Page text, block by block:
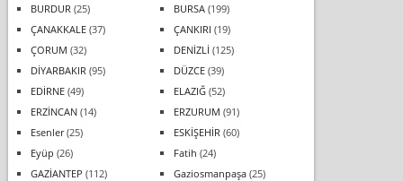
BURDUR (25) BURSA(199)
ÇANAKKALE(37) ÇANKIRI (19)
ÇORUM (32) DENİZLİ (125)
DİYARBAKIR (95) DÜZCE(39)
EDİRNE(49) ELAZIĞ(52)
ERZİNCAN(14) ERZURUM (91)
Esenler(25) ESKİŞEHİR (60)
Eyüp (26) Fatih (24)
GAZİANTEP (112) Gaziosmanpaşa(25)